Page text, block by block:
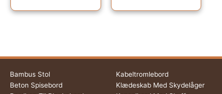
Bambus Stol
Beton Spisebord
Kabeltromlebord
Klædeskab Med Skydelåger